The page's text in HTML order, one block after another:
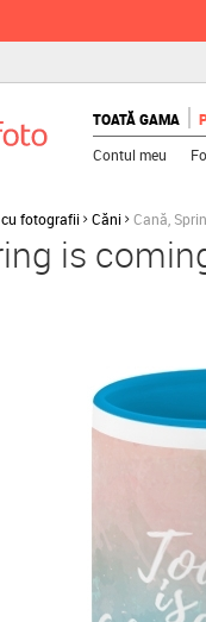
TOATĂ GAMA
Contul meu
fotografii Căni Cană,
is